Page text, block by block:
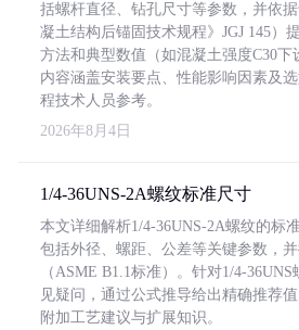
括螺杆直径、钻孔尺寸等参数，并依
凝土结构后锚固技术规程》JGJ 145）
方法和典型数值（如混凝土强度C30下
内容涵盖安装要点、性能影响因素及
程技术人员参考。
2026年8月4日
1/4-36UNS-2A螺纹标准尺寸
本文详细解析1/4-36UNS-2A螺纹的标
包括外径、螺距、公差等关键参数，
（ASME B1.1标准）。针对1/4-
见疑问，通过公式推导给出精确推荐
附加工艺建议与扩展知识。